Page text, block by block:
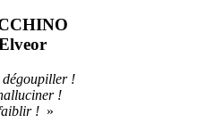
dégoupiller !
!
!»